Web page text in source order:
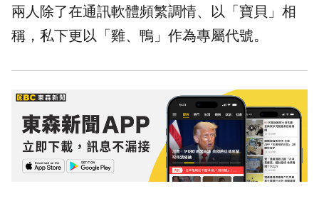
兩人除了在通訊軟體頻繁調情、以「寶貝」相
稱，私下更以「雞、鴨」作為專屬代號。